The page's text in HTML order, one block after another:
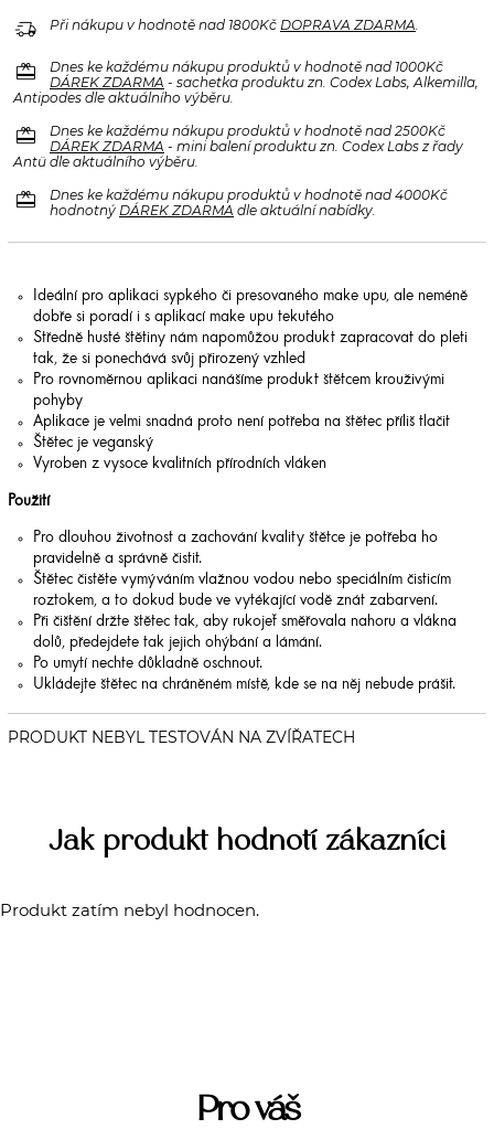
delivery_truck_speed Při nákupu v hodnotě nad 1800Kč DOPRAVA ZDARMA
redeem
Dnes ke každému nákupu produktů v hodnotě nad 1000Kč
DÁREK ZDARMA - sachetka produktu zn. Codex Labs, Alkemilla,
Antipodes dle aktuálního výběru.
redeem
Dnes ke každému nákupu produktů v hodnotě nad 2500Kč
DÁREK ZDARMA - mini balení produktu zn. Codex Labs z řady
Antü dle aktuálního výběru.
redeem
Dnes ke každému nákupu produktů v hodnotě nad 4000Kč
hodnotný DÁREK ZDARMA dle aktuální nabídky.
Ideální pro aplikaci sypkého či presovaného make upu, ale neméně
dobře si poradí i s aplikací make upu tekutého
Středně husté štětiny nám napomůžou produkt zapracovat do pleti
tak, že si ponechává svůj přirozený vzhled
Pro rovnoměrnou aplikaci nanášíme produkt štětcem krouživými
pohyby
Aplikace je velmi snadná proto není potřeba na štětec příliš tlačit
Štětec je veganský
Vyroben z vysoce kvalitních přírodních vláken
Použití
Pro dlouhou životnost a zachování kvality štětce je potřeba ho
pravidelně a správně čistit.
Štětec čistěte vymýváním vlažnou vodou nebo speciálním čisticím
roztokem, a to dokud bude ve vytékající vodě znát zabarvení.
Při čištění držte štětec tak, aby rukojeť směřovala nahoru a vlákna
dolů, předejdete tak jejich ohýbání a lámání.
Po umytí nechte důkladně oschnout.
Ukládejte štětec na chráněném místě, kde se na něj nebude prášit.
Jak produkt hodnotí zákazníci
Produkt zatím nebyl hodnocen.
Pro váš